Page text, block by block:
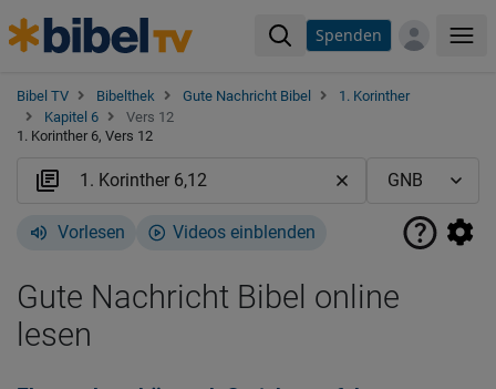
Spenden
Bibel TV Bibelthek Gute Nachricht Bibel
1. Korinther
Kapitel 6
Vers 12
1. Korinther 6, Vers 12
Vorlesen Videos einblenden
Gute Nachricht Bibel online
lesen